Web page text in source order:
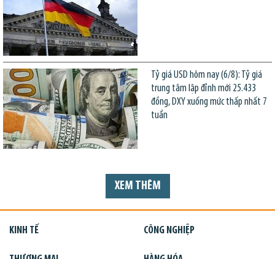
Tỷ giá USD hôm nay (6/8): Tỷ giá
trung tâm lập đỉnh mới 25.433
đồng, DXY xuống mức thấp nhất 7
tuần
XEM THÊM
KINH TẾ CÔNG NGHIỆP